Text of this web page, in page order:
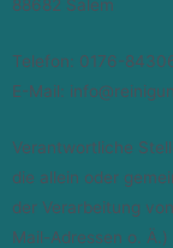
88682 Salem
Telefon: 0176-
E-Mail:
Verantwortliche
die allein oder
der Verarbeitung
Mail-Adressen o. Ä.)